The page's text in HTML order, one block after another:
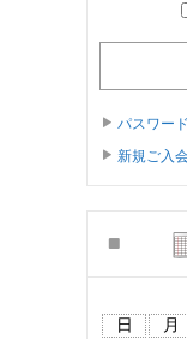
パスワー
新規ご入
日
月